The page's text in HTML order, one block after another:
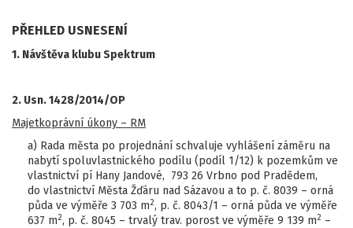
PŘEHLED USNESENÍ
1. Návštěva klubu Spektrum
2. Usn. 1428/2014/OP
Majetkoprávní úkony – RM
a) Rada města po projednání schvaluje vyhlášení záměru na
nabytí spoluvlastnického podílu (podíl 1/12) k pozemkům ve
vlastnictví pí Hany Jandové, 793 26 Vrbno pod Pradědem,
do vlastnictví Města Žďáru nad Sázavou a to p. č. 8039 – orná
půda ve výměře 3 703 m2, p. č. 8043/1 – orná půda ve výměře
637 m2, p. č. 8045 – trvalý trav. porost ve výměře 9 139 m2 –